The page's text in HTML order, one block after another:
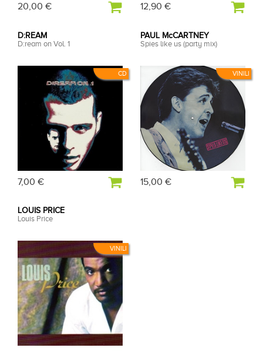
20,00 € 12,90 €
CD
D:REAM
D:ream on Vol. 1
7,00 €
VINILI
PAUL McCARTNEY
Spies like us (party mix)
15,00 €
VINILI
LOUIS PRICE
Louis Price